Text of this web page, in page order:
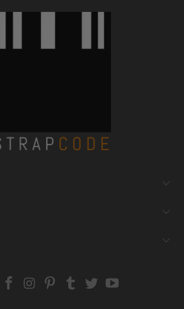
EmailStrapcode
Strapcode
Strapcode
Strapcode
Strapcode